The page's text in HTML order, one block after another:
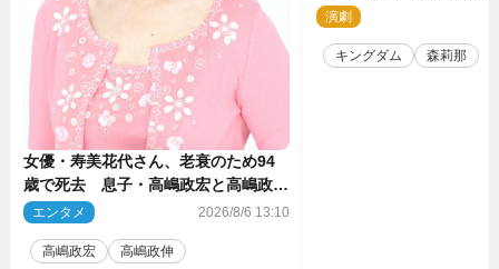
女優・寿美花代さん、老衰のため94
歳で死去 息子・高嶋政宏と高嶋政伸
がコメント「いつもユーモアを忘れな
エンタメ 2026/8/6 13:10
高嶋政宏 高嶋政伸
那が潜入！【密着レポー
演劇
キングダム 森莉那